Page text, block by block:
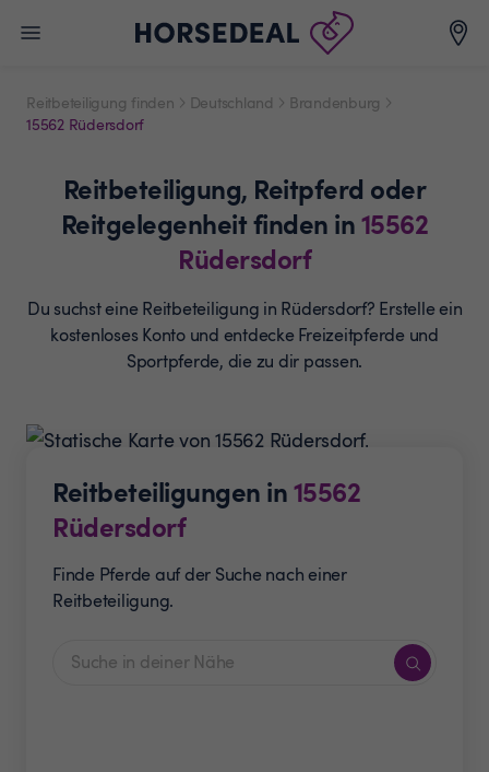
Reitbeteiligung finden Deutschland
Brandenburg
15562 Rüdersdorf
Reitbeteiligung, Reitpferd oder
Reitgelegenheitfinden in15562
Rüdersdorf
Du suchst eine Reitbeteiligung in Rüdersdorf? Erstelle ein
kostenloses Konto und entdecke Freizeitpferde und
Sportpferde, die zu dir passen.
Reitbeteiligungen in15562
Rüdersdorf
Finde Pferde auf der Suche nach einer
Reitbeteiligung.